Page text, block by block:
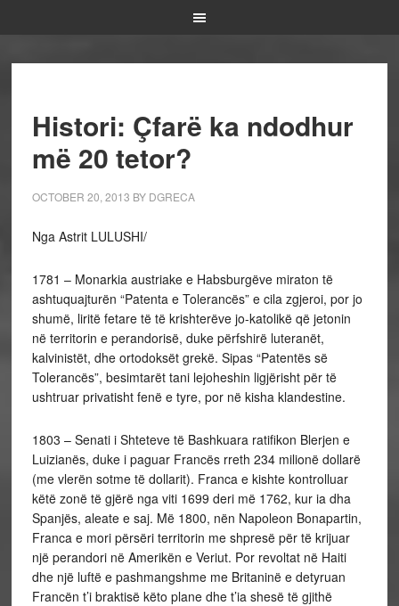
Histori: Çfarë ka ndodhur
më 20 tetor?
OCTOBER 20, 2013 BY DGRECA
Nga Astrit LULUSHI/
1781 – Monarkia austriake e Habsburgëve miraton të
ashtuquajturën “Patenta e Tolerancës” e cila zgjeroi, por jo
shumë, liritë fetare të të krishterëve jo-katolikë që jetonin
në territorin e perandorisë, duke përfshirë luteranët,
kalvinistët, dhe ortodoksët grekë. Sipas “Patentës së
Tolerancës”, besimtarët tani lejoheshin ligjërisht për të
ushtruar privatisht fenë e tyre, por në kisha klandestine.
1803 – Senati i Shteteve të Bashkuara ratifikon Blerjen e
Luizianës, duke i paguar Francës rreth 234 milionë dollarë
(me vlerën sotme të dollarit). Franca e kishte kontrolluar
këtë zonë të gjërë nga viti 1699 deri më 1762, kur ia dha
Spanjës, aleate e saj. Më 1800, nën Napoleon Bonapartin,
Franca e mori përsëri territorin me shpresë për të krijuar
një perandori në Amerikën e Veriut. Por revoltat në Haiti
dhe një luftë e pashmangshme me Britaninë e detyruan
Francën t’i braktisë këto plane dhe t’ia shesë të gjithë